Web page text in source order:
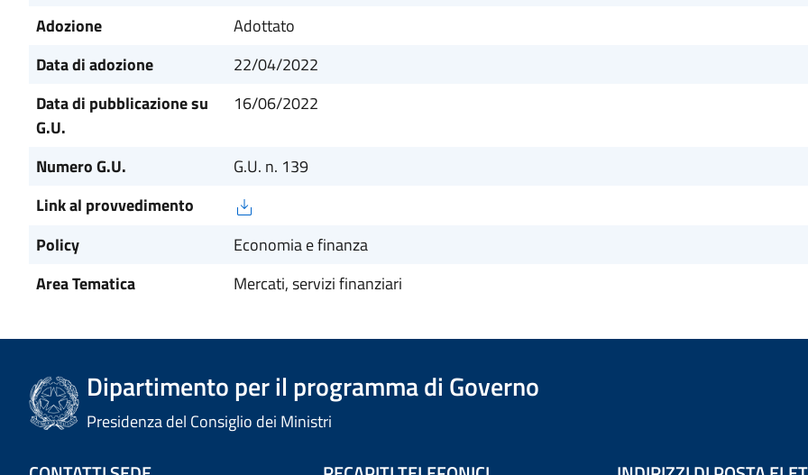
Adozione
Adottato
Data di adozione
22/04/2022
Data di pubblicazione su
G.U.
16/06/2022
Numero G.U.
G.U. n. 139
Link al provvedimento
Policy
Economia e finanza
Area Tematica
Mercati, servizi finanziari
Dipartimento per il programma di Governo
Presidenza del Consiglio dei Ministri